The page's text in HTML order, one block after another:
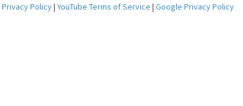
Privacy Policy| YouTube Terms of Service | Google Privacy Policy